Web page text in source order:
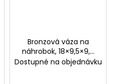
Bronzová váza na
náhrobok, 18×9,5×9,5
cm alebo 23×11×11 cm
Dostupné na objednávku